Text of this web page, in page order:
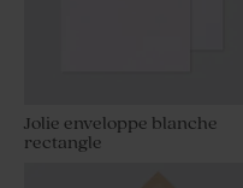
Jolie enveloppe blanche
rectangle